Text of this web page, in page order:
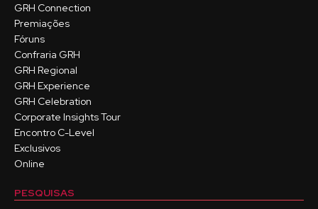
GRH Connection
Premiações
Fóruns
Confraria GRH
GRH Regional
GRH Experience
GRH Celebration
Corporate Insights Tour
Encontro C-Level
Exclusivos
Online
PESQUISAS